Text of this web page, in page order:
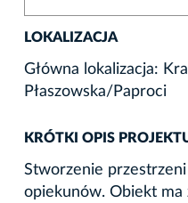
LOKALIZACJA
Główna lokalizacja:
Płaszowska/Paproci
KRÓTKI OPIS
Stworzenie
opiekunów. Obiekt ma